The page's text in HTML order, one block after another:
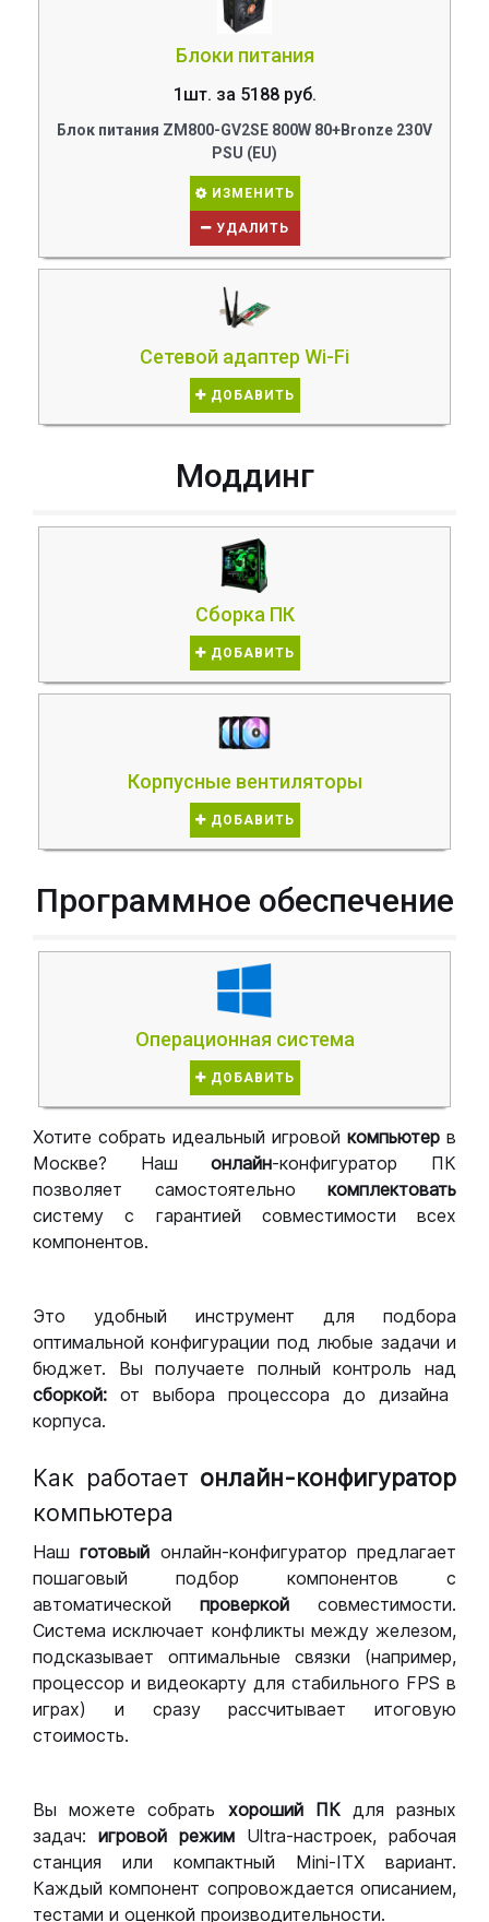
Блоки питания
1шт. за 5188 руб.
Блок питания ZM800-GV2SE 800W 80+Bronze 230V
PSU (EU)
ИЗМЕНИТЬ
УДАЛИТЬ
Сетевой адаптер Wi-Fi
ДОБАВИТЬ
Моддинг
Сборка ПК
ДОБАВИТЬ
Корпусные вентиляторы
ДОБАВИТЬ
Программное обеспечение
Операционная система
ДОБАВИТЬ
Хотите собрать идеальный игровой компьютер в
Москве? Нашонлайн-конфигуратор ПК
позволяет самостоятельно комплектовать
систему с гарантией совместимости всех
компонентов.
Это удобный инструмент для подбора
оптимальной конфигурации под любые задачи и
бюджет. Вы получаете полный контроль над
сборкой: от выбора процессора до дизайна
корпуса.
Как работает онлайн-конфигуратор
компьютера
Нашготовый онлайн-конфигуратор предлагает
пошаговый подбор компонентов с
автоматической проверкой совместимости.
Система исключает конфликты между железом,
подсказывает оптимальные связки (например,
процессор и видеокарту для стабильного FPS в
играх) и сразу рассчитывает итоговую
стоимость.
Вы можете собрать хороший ПКдля разных
задач: игровой режим Ultra-настроек, рабочая
станция или компактный Mini-ITX вариант.
Каждый компонент сопровождается описанием,
тестами и оценкой производительности.